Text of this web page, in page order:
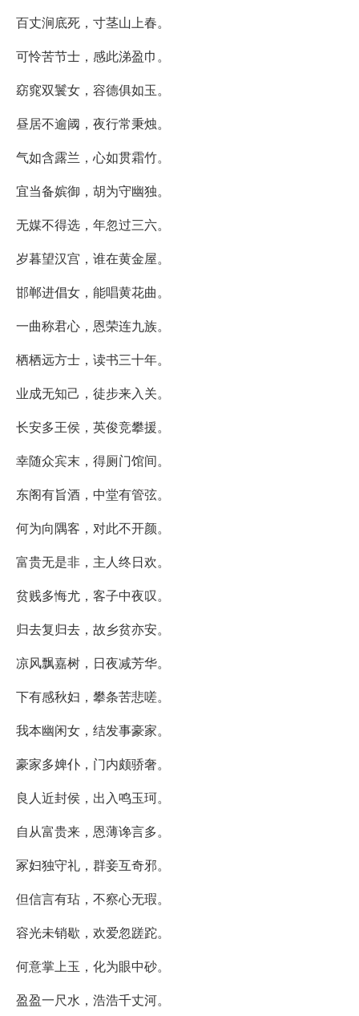
百丈涧底死，寸茎山上春。
可怜苦节士，感此涕盈巾。
窈窕双鬟女，容德俱如玉。
昼居不逾阈，夜行常秉烛。
气如含露兰，心如贯霜竹。
宜当备嫔御，胡为守幽独。
无媒不得选，年忽过三六。
岁暮望汉宫，谁在黄金屋。
邯郸进倡女，能唱黄花曲。
一曲称君心，恩荣连九族。
栖栖远方士，读书三十年。
业成无知己，徒步来入关。
长安多王侯，英俊竞攀援。
幸随众宾末，得厕门馆间。
东阁有旨酒，中堂有管弦。
何为向隅客，对此不开颜。
富贵无是非，主人终日欢。
贫贱多悔尤，客子中夜叹。
归去复归去，故乡贫亦安。
凉风飘嘉树，日夜减芳华。
下有感秋妇，攀条苦悲嗟。
我本幽闲女，结发事豪家。
豪家多婢仆，门内颇骄奢。
良人近封侯，出入鸣玉珂。
自从富贵来，恩薄谗言多。
冢妇独守礼，群妾互奇邪。
但信言有玷，不察心无瑕。
容光未销歇，欢爱忽蹉跎。
何意掌上玉，化为眼中砂。
盈盈一尺水，浩浩千丈河。